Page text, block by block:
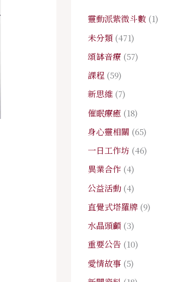
靈動派紫微斗數 (1)
未分類 (471)
頌缽音療 (57)
課程 (59)
新思維 (7)
催眠療癒 (18)
身心靈相關 (65)
一日工作坊 (46)
異業合作 (4)
公益活動 (4)
直覺式塔羅牌 (9)
水晶頭顱 (3)
重要公告 (10)
愛情故事 (5)